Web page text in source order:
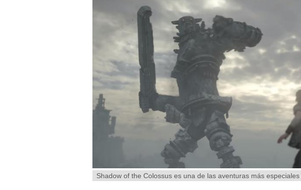
Shadow of the Colossus es una de las aventuras más